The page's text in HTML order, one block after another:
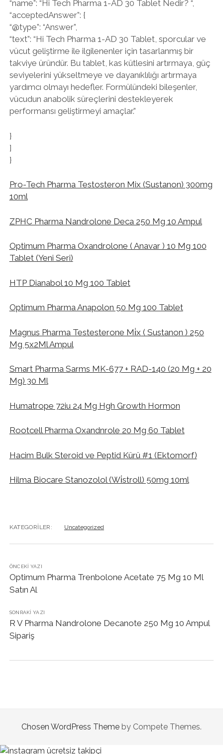
“name”: “Hi Tech Pharma 1-AD 30 Tablet Nedir? “,
“acceptedAnswer”: {
“@type”: “Answer”,
“text”: “Hi Tech Pharma 1-AD 30 Tablet, sporcular ve
vücut geliştirme ile ilgilenenler için tasarlanmış bir
takviye üründür. Bu tablet, kas kütlesini artırmaya, güç
seviyelerini yükseltmeye ve dayanıklılığı artırmaya
yardımcı olmayı hedefler. Formülündeki bileşenler,
vücudun anabolik süreçlerini destekleyerek
performansı geliştirmeyi amaçlar.”
}
]
}
Pro-Tech Pharma Testosteron Mix (Sustanon) 300mg
10ml
ZPHC Pharma Nandrolone Deca 250 Mg 10 Ampul
Optimum Pharma Oxandrolone ( Anavar ) 10 Mg 100
Tablet (Yeni Seri)
HTP Dianabol 10 Mg 100 Tablet
Optimum Pharma Anapolon 50 Mg 100 Tablet
Magnus Pharma Testesterone Mi̇x ( Sustanon ) 250
Mg 5x2Ml Ampul
Smart Pharma Sarms MK-677 + RAD-140 (20 Mg + 20
Mg) 30 Ml
Humatrope 72iu 24 Mg Hgh Growth Hormon
Rootcell Pharma Oxandnrole 20 Mg 60 Tablet
Hacim Bulk Steroid ve Peptid Kürü #1 (Ektomorf)
Hilma Biocare Stanozolol (Wi̇stroll) 50mg 10ml
KATEGORILER: Uncategorized
ÖNCEKI YAZI
Optimum Pharma Trenbolone Acetate 75 Mg 10 Ml
Satın Al
SONRAKI YAZI
R V Pharma Nandrolone Decanote 250 Mg 10 Ampul
Sipariş
Chosen WordPress Theme by Compete Themes.